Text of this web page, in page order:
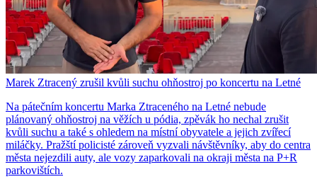
Marek Ztracený zrušil kvůli suchu ohňostroj po koncertu na Letné
Na pátečním koncertu Marka Ztraceného na Letné nebude
plánovaný ohňostroj na věžích u pódia, zpěvák ho nechal zrušit
kvůli suchu a také s ohledem na místní obyvatele a jejich zvířecí
miláčky. Pražští policisté zároveň vyzvali návštěvníky, aby do centra
města nejezdili auty, ale vozy zaparkovali na okraji města na P+R
parkovištích.